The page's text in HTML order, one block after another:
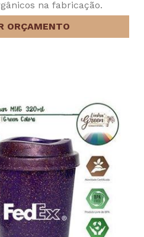
na fabricação.
ORÇAMENTO